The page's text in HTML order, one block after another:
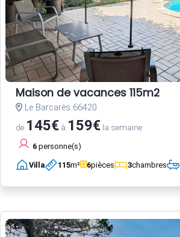
Maison de vacances 115m2
Le Barcarès 66420
de 145€ à 159€ la semaine
6 personne(s)
Villa 115m² 6pièces 3chambres